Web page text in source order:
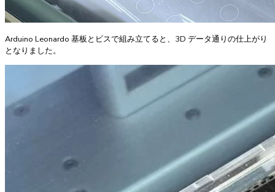
Arduino Leonardo 基板とビスで組み立てると、3D データ通りの仕上がり
となりました。